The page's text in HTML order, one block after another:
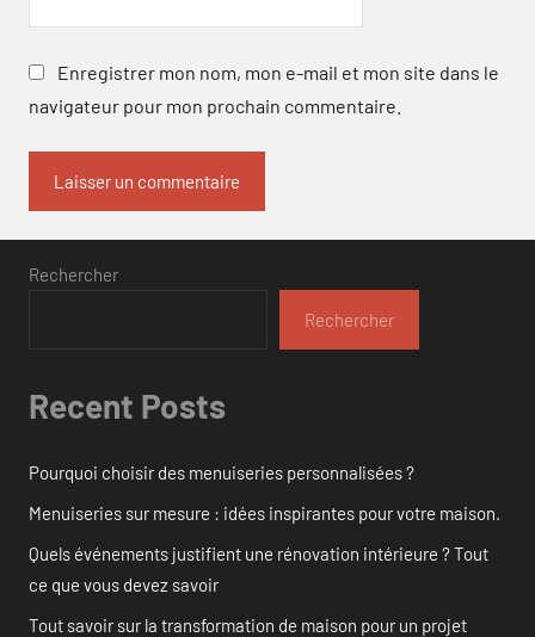
Enregistrer mon nom, mon e-mail et mon site dans le
navigateur pour mon prochain commentaire.
Rechercher
Rechercher
Recent Posts
Pourquoi choisir des menuiseries personnalisées ?
Menuiseries sur mesure : idées inspirantes pour votre maison.
Quels événements justifient une rénovation intérieure ? Tout
ce que vous devez savoir
Tout savoir sur la transformation de maison pour un projet